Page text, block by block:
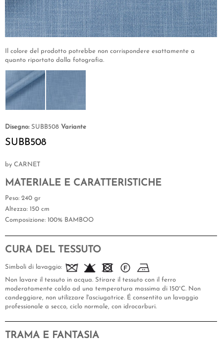
Il colore del prodotto potrebbe non corrispondere esattamente a
quanto riportato dalla fotografia.
Disegno: SUBB508 Variante
SUBB508
by CARNET
MATERIALE E CARATTERISTICHE
Peso: 240 gr
Altezza: 150 cm
Composizione: 100% BAMBOO
CURA DEL TESSUTO
Simboli di lavaggio:
Non lavare il tessuto in acqua. Stirare il tessuto con il ferro
moderatamente caldo ad una temperatura massima di 150°C. Non
candeggiare, non utilizzare l'asciugatrice. É consentito un lavaggio
professionale a secco, ciclo normale, con idrocarburi.
TRAMA E FANTASIA